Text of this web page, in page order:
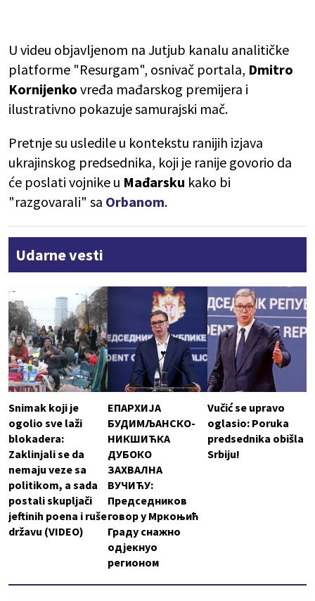
U videu objavljenom na Jutjub kanalu analitičke
platforme "Resurgam", osnivač portala, Dmitro
Kornijenko vređa mađarskog premijera i
ilustrativno pokazuje samurajski mač.
Pretnje su usledile u kontekstu ranijih izjava
ukrajinskog predsednika, koji je ranije govorio da
će poslati vojnike u Mađarsku kako bi
"razgovarali" sa Orbanom.
Udarne vesti
Snimak koji je
ogolio sve laži
blokadera:
Zaklinjali se da
nemaju veze sa
politikom, a sada
postali skupljači
jeftinih poena i ruše
državu (VIDEO)
ЕПАРХИЈА
БУДИМЉАНСКО-
НИКШИЋКА
ДУБОКО
ЗАХВАЛНА
ВУЧИЋУ:
Председников
говор у Мркоњић
Граду снажно
одјекнуо
регионом
Vučić se upravo
oglasio: Poruka
predsednika obišla
Srbiju!